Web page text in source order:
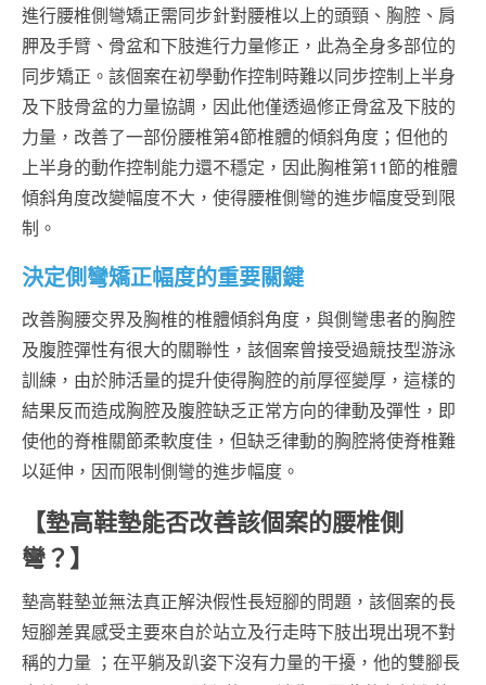
進行腰椎側彎矯正需同步針對腰椎以上的頭頸、胸腔、肩
胛及手臂、骨盆和下肢進行力量修正，此為全身多部位的
同步矯正。該個案在初學動作控制時難以同步控制上半身
及下肢骨盆的力量協調，因此他僅透過修正骨盆及下肢的
力量，改善了一部份腰椎第4節椎體的傾斜角度；但他的
上半身的動作控制能力還不穩定，因此胸椎第11節的椎體
傾斜角度改變幅度不大，使得腰椎側彎的進步幅度受到限
制。
決定側彎矯正幅度的重要關鍵
改善胸腰交界及胸椎的椎體傾斜角度，與側彎患者的胸腔
及腹腔彈性有很大的關聯性，該個案曾接受過競技型游泳
訓練，由於肺活量的提升使得胸腔的前厚徑變厚，這樣的
結果反而造成胸腔及腹腔缺乏正常方向的律動及彈性，即
使他的脊椎關節柔軟度佳，但缺乏律動的胸腔將使脊椎難
以延伸，因而限制側彎的進步幅度。
【墊高鞋墊能否改善該個案的腰椎側
彎？】
墊高鞋墊並無法真正解決假性長短腳的問題，該個案的長
短腳差異感受主要來自於站立及行走時下肢出現出現不對
稱的力量 ；在平躺及趴姿下沒有力量的干擾，他的雙腳長